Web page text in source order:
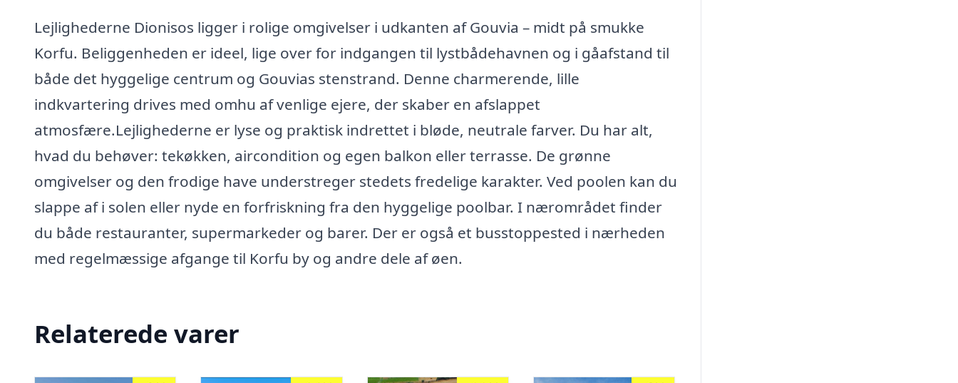
Lejlighederne Dionisos ligger i rolige omgivelser i udkanten af Gouvia – midt på smukke
Korfu. Beliggenheden er ideel, lige over for indgangen til lystbådehavnen og i gåafstand til
både det hyggelige centrum og Gouvias stenstrand. Denne charmerende, lille
indkvartering drives med omhu af venlige ejere, der skaber en afslappet
atmosfære.Lejlighederne er lyse og praktisk indrettet i bløde, neutrale farver. Du har alt,
hvad du behøver: tekøkken, aircondition og egen balkon eller terrasse. De grønne
omgivelser og den frodige have understreger stedets fredelige karakter. Ved poolen kan du
slappe af i solen eller nyde en forfriskning fra den hyggelige poolbar. I nærområdet finder
du både restauranter, supermarkeder og barer. Der er også et busstoppested i nærheden
med regelmæssige afgange til Korfu by og andre dele af øen.
Relaterede varer